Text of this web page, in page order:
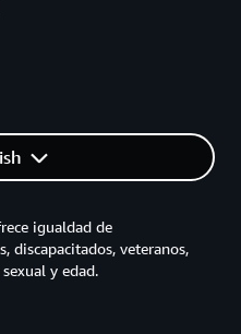
igualdad de
discapacitados, veteranos,
y edad.